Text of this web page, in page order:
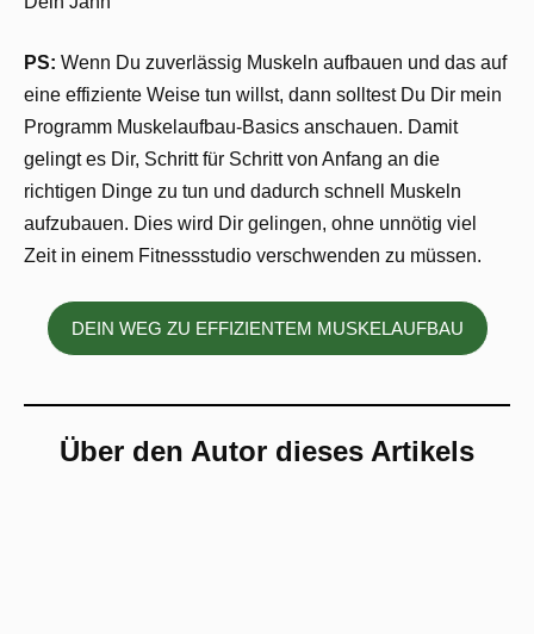
PS: Wenn Du zuverlässig Muskeln aufbauen und das auf
eine effiziente Weise tun willst, dann solltest Du Dir mein
Programm Muskelaufbau-Basics anschauen. Damit
gelingt es Dir, Schritt für Schritt von Anfang an die
richtigen Dinge zu tun und dadurch schnell Muskeln
aufzubauen. Dies wird Dir gelingen, ohne unnötig viel
Zeit in einem Fitnessstudio verschwenden zu müssen.
DEIN WEG ZU EFFIZIENTEM MUSKELAUFBAU
Über den Autor dieses Artikels